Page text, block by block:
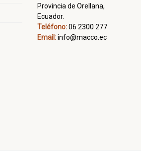
Provincia de Orellana,
Ecuador.
Teléfono:06 2300 277
Email:info@macco.ec